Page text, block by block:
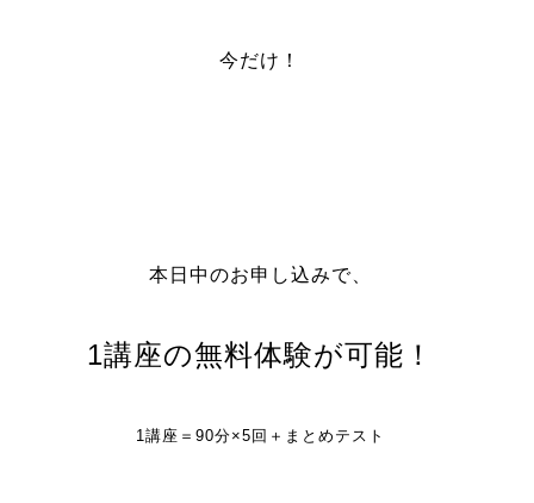
今だけ！
本日中のお申し込みで、
1講座の無料体験が可能！
1講座＝90分×5回＋まとめテスト